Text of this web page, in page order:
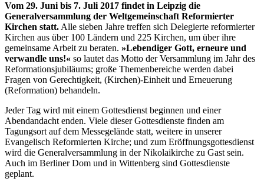
Vom 29. Juni bis 7. Juli 2017 findet in Leipzig die
Generalversammlung der Weltgemeinschaft Reformierter
Kirchen statt.Alle sieben Jahre treffen sich Delegierte reformierter
Kirchen aus über 100 Ländern und 225 Kirchen, um über ihre
gemeinsame Arbeit zu beraten. »Lebendiger Gott, erneure und
verwandle uns!« so lautet das Motto der Versammlung im Jahr des
Reformationsjubiläums; große Themenbereiche werden dabei
Fragen von Gerechtigkeit, (Kirchen)-Einheit und Erneuerung
(Reformation) behandeln.
Jeder Tag wird mit einem Gottesdienst beginnen und einer
Abendandacht enden. Viele dieser Gottesdienste finden am
Tagungsort auf dem Messegelände statt, weitere in unserer
Evangelisch Reformierten Kirche; und zum Eröffnungsgottesdienst
wird die Generalversammlung in der Nikolaikirche zu Gast sein.
Auch im Berliner Dom und in Wittenberg sind Gottesdienste
geplant.